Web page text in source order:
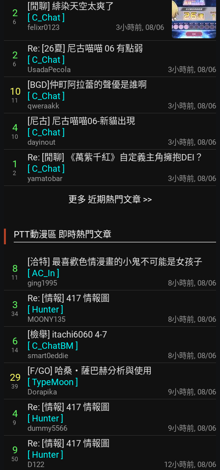
2
6
[閒聊] 緋染天空太爽了
[ C_Chat]
felixr0123 3小時前, 08/06
2
6
Re: [26夏] 尼古喵喵 06 有點弱
[ C_Chat]
UsadaPecola 3小時前, 08/06
10
11
[BGD]仲町阿拉蕾的聲優是誰啊
[ C_Chat]
qweraakk 3小時前, 08/06
4
10
[尼古] 尼古喵喵06-新貓出現
[ C_Chat]
dayinout 3小時前, 08/06
1
2
Re: [閒聊] 《萬紫千紅》自定義主角擁抱DEI？
[ C_Chat]
yamatobar 4小時前, 08/06
更多 近期熱門文章 >>
PTT動漫區 即時熱門文章
8
11
[洽特] 最喜歡色情漫畫的小鬼不可能是女孩子
[AC_In ]
ging1995 8小時前, 08/06
3
34
Re: [情報] 417 情報圖
[ Hunter]
MOONY135 8小時前, 08/06
6
14
[檢舉] itachi6060 4-7
[ C_ChatBM ]
smart0eddie 8小時前, 08/06
29
39
[F/GO] 哈桑・薩巴赫分析與使用
[TypeMoon ]
Dorapika 9小時前, 08/06
4
9
Re: [情報] 417 情報圖
[ Hunter]
dummy5566 9小時前, 08/06
9
50
Re: [情報] 417 情報圖
[ Hunter]
D122 12小時前, 08/06